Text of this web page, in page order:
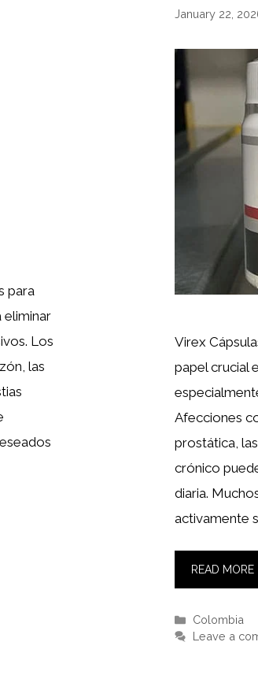
para
eliminar
Los
las
January 22,
Virex
papel crucial
Afecciones
prostática,
crónico
diaria.
activamente
READ MORE
Categories
Colombia
Leave a